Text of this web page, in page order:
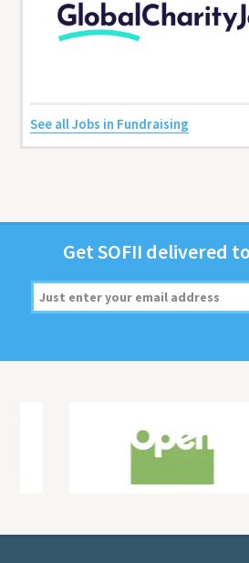
See all Jobs in Fundraising
GetSOFII deliv­ered